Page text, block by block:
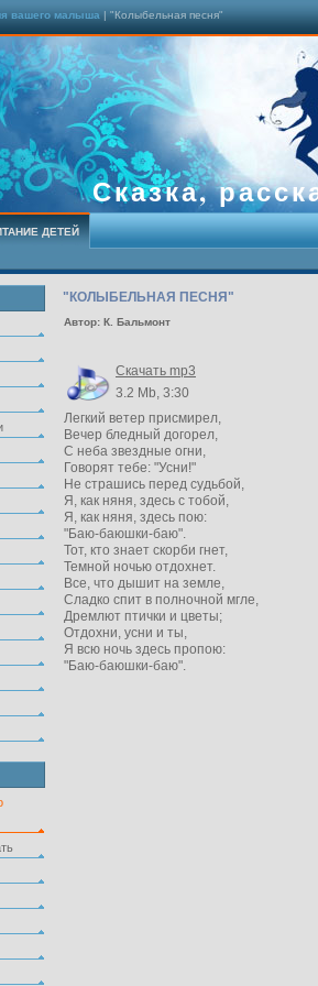
вашего малыша | "Колыбельная песня"
Сказка,
ДЕТЕЙ
"КОЛЫБЕЛЬНАЯ ПЕСНЯ"
Автор: К. Бальмонт
Скачать mp3
3.2 Mb, 3:30
Легкий ветер присмирел,
Вечер бледный догорел,
С неба звездные огни,
Говорят тебе: "Усни!"
Не страшись перед судьбой,
Я, как няня, здесь с тобой,
Я, как няня, здесь пою:
"Баю-баюшки-баю".
Тот, кто знает скорби гнет,
Темной ночью отдохнет.
Все, что дышит на земле,
Сладко спит в полночной мгле,
Дремлют птички и цветы;
Отдохни, усни и ты,
Я всю ночь здесь пропою:
"Баю-баюшки-баю".